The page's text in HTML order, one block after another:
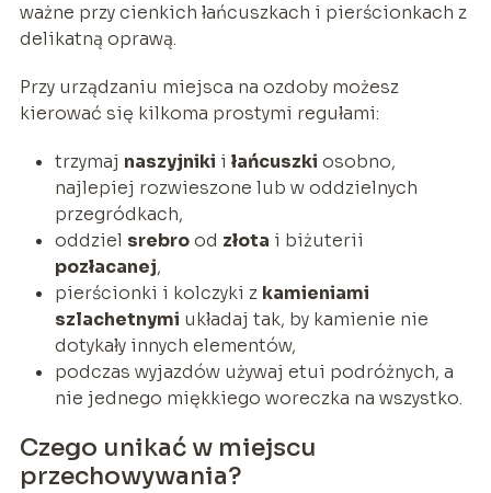
ważne przy cienkich łańcuszkach i pierścionkach z
delikatną oprawą.
Przy urządzaniu miejsca na ozdoby możesz
kierować się kilkoma prostymi regułami:
trzymaj naszyjniki i łańcuszki osobno,
najlepiej rozwieszone lub w oddzielnych
przegródkach,
oddziel srebrood złota i biżuterii
pozłacanej,
pierścionki i kolczyki z kamieniami
szlachetnymi układaj tak, by kamienie nie
dotykały innych elementów,
podczas wyjazdów używaj etui podróżnych, a
nie jednego miękkiego woreczka na wszystko.
Czego unikać w miejscu
przechowywania?